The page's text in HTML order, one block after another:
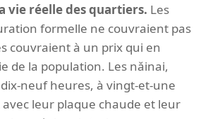
vie réelle des quartiers. Les
formelle ne couvraient pas
couvraient à un prix qui en
de la population. Les nǎinai,
neuf heures, à vingt-et-une
leur plaque chaude et leur